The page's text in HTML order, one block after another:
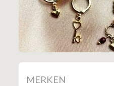
MERKEN